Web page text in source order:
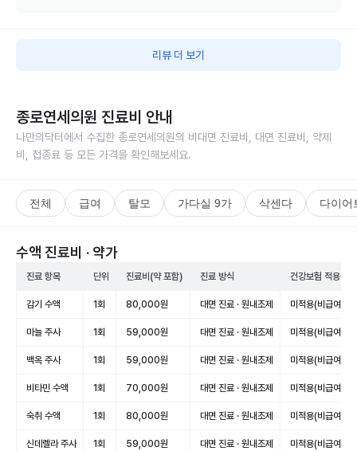
리뷰 더 보기
종로연세의원 진료비 안내
나만의닥터에서 수집한 종로연세의원의 비대면 진료비, 대면 진료비, 약제
비, 접종료 등 모든 가격을 확인해보세요.
전체 급여 탈모 가다실 9가 삭센다 다이어
수액 진료비 · 약가
진료 항목 단위 진료비(약 포함) 진료 방식 건강보험 적용
감기 수액 1회 80,000원 대면 진료 · 원내조제 미적용(비급여)
마늘 주사 1회 59,000원 대면 진료 · 원내조제 미적용(비급여)
백옥 주사 1회 59,000원 대면 진료 · 원내조제 미적용(비급여)
비타민 수액 1회 70,000원 대면 진료 · 원내조제 미적용(비급여)
숙취 수액 1회 80,000원 대면 진료 · 원내조제 미적용(비급여)
신데렐라 주사 1회 59,000원 대면 진료 · 원내조제 미적용(비급여)